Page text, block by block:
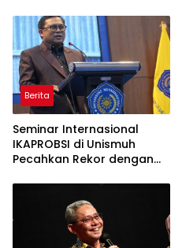
Berita
Seminar Internasional
IKAPROBSI di Unismuh
Pecahkan Rekor dengan